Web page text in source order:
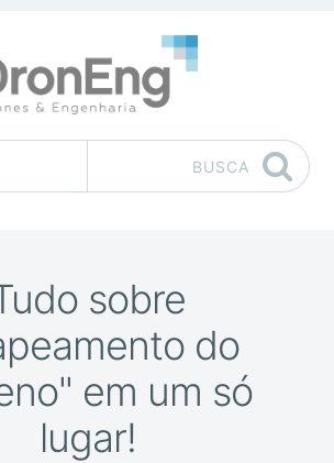
BUSCA
sobre
do
em um só
lugar!